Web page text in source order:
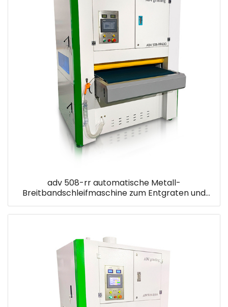
adv 508-rr automatische Metall-
Breitbandschleifmaschine zum Entgraten und
Veredeln